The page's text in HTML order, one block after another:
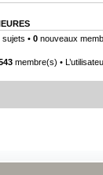
• 0nouveaux
membre(s) •